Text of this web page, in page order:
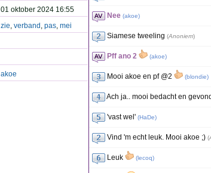
01 oktober 2024 16:55
zie, verband , pas, mei
akoe
Nee (akoe)
Siamese tweeling (Anoniem)
Pff ano 2 (akoe)
Mooi akoe en pf @2 (blondie)
Ach ja.. mooi bedacht en
'vast wel' (HaDe)
Vind 'm echt leuk. Mooi akoe ;) (
Leuk (lecoq)